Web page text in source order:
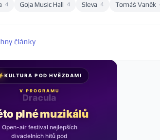
4 Goja Music Hall 4 Sleva 4 Tomáš Vaněk
články
KULTURA POD HVĚZDAMI
V PROGRAMU
Noc na Karlštejně
plné muzikálů
Open-air festival nejlepších
divadelních hitů pod